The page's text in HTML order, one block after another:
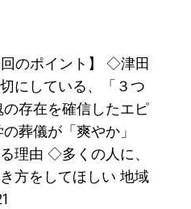
のポイント】 ◇津田
にしている、「３つ
存在を確信したエピ
葬儀が「爽やか」
理由 ◇多くの人に、
方をしてほしい 地域